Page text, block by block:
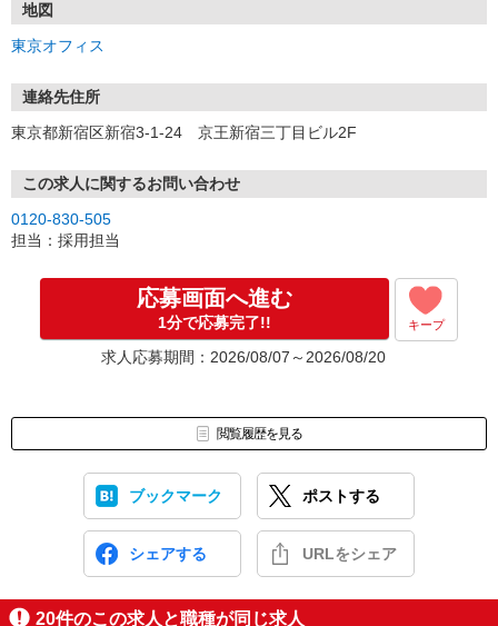
地図
東京オフィス
連絡先住所
東京都新宿区新宿3-1-24 京王新宿三丁目ビル2F
この求人に関するお問い合わせ
0120-830-505
担当：採用担当
応募画面へ進む
1分で応募完了!! キープ
求人応募期間：2026/08/07～2026/08/20
閲覧履歴を見る
ブックマーク ポストする
シェアする URLをシェア
20件のこの求人と職種が同じ求人